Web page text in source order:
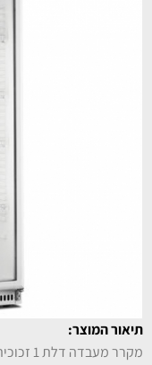
תיאור המוצר:
מקרר מעבדה דלת 1 זכוכית